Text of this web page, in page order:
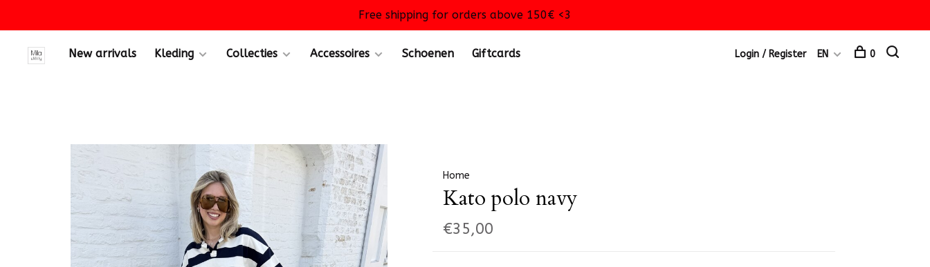
Free shipping for orders above 150€ <3
New arrivals Kleding Collecties Accessoires Schoenen Giftcards Login / Register EN 0
Home
Kato polo navy
€35,00